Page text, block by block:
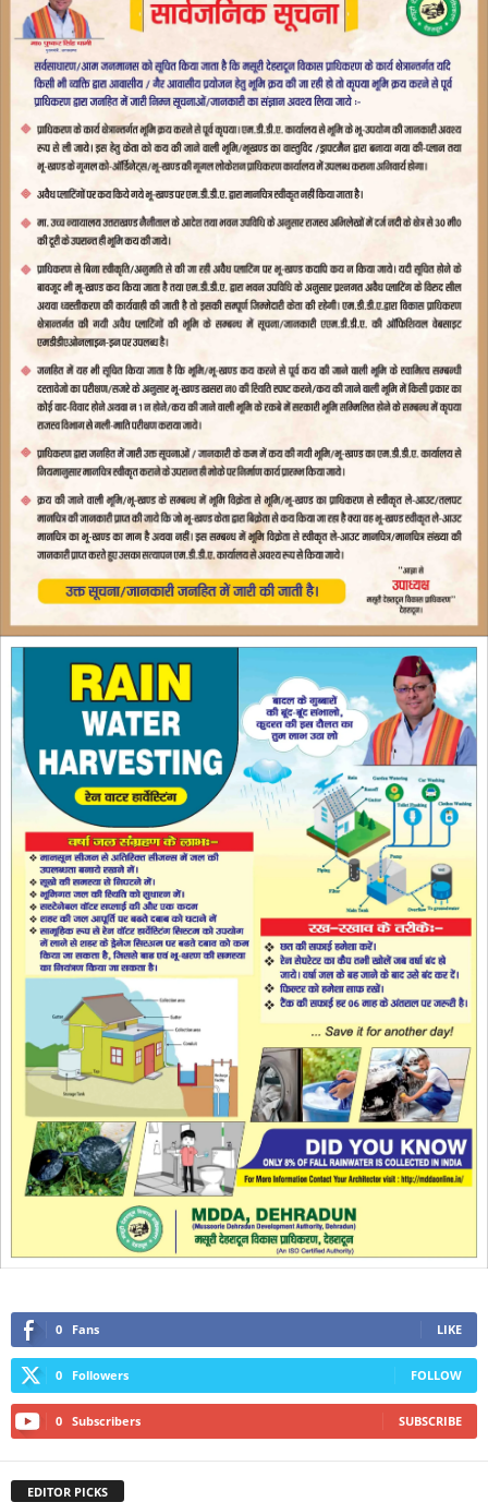
0 Fans LIKE
0 Followers FOLLOW
0 Subscribers SUBSCRIBE
EDITOR PICKS